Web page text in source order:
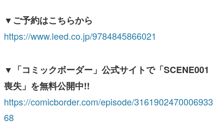
▼ご予約はこちらから
https://www.leed.co.jp/9784845866021
▼「コミックボーダー」公式サイトで「SCENE001
喪失」を無料公開中!!
https://comicborder.com/episode/3161902470006933
68